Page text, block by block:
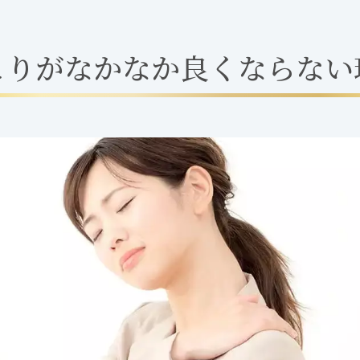
り がなかなか良 く ならない